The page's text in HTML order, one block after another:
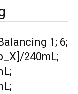
1; 6;
240mL;